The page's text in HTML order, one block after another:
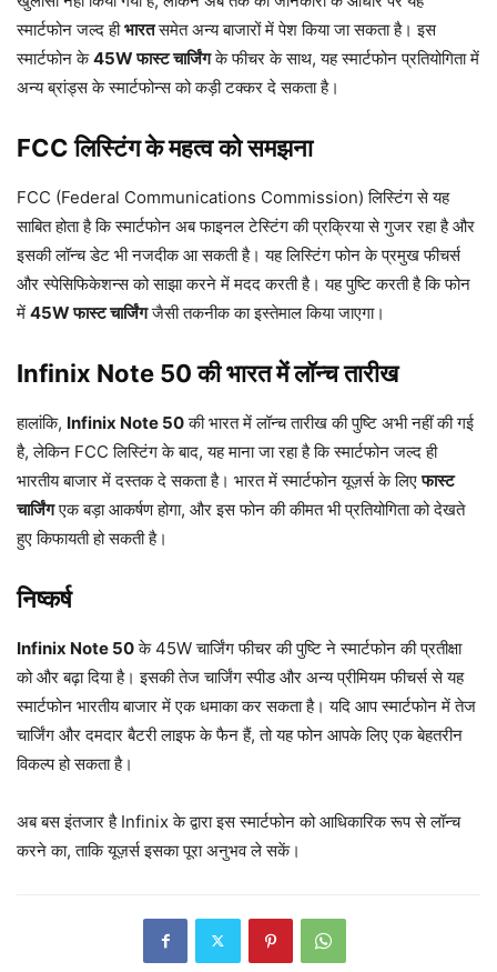
स्मार्टफोन जल्द हीभारतसमेत अन्य बाजारों में पेश किया जा सकता है। इस
स्मार्टफोन के45W फास्ट चार्जिंगके फीचर के साथ, यह स्मार्टफोन प्रतियोगिता में
अन्य ब्रांड्स के स्मार्टफोन्स को कड़ी टक्कर दे सकता है।
FCC लिस्टिंग के महत्व को समझना
FCC (Federal Communications Commission) लिस्टिंग से यह
साबित होता है कि स्मार्टफोन अब फाइनल टेस्टिंग की प्रक्रिया से गुजर रहा है और
इसकी लॉन्च डेट भी नजदीक आ सकती है। यह लिस्टिंग फोन के प्रमुख फीचर्स
और स्पेसिफिकेशन्स को साझा करने में मदद करती है। यह पुष्टि करती है कि फोन
में 45W फास्ट चार्जिंगजैसी तकनीक का इस्तेमाल किया जाएगा।
Infinix Note 50 की भारत में लॉन्च तारीख
हालांकि, Infinix Note 50की भारत में लॉन्च तारीख की पुष्टि अभी नहीं की गई
है, लेकिन FCC लिस्टिंग के बाद, यह माना जा रहा है कि स्मार्टफोन जल्द ही
भारतीय बाजार में दस्तक दे सकता है। भारत में स्मार्टफोन यूज़र्स के लिएफास्ट
चार्जिंगएक बड़ा आकर्षण होगा, और इस फोन की कीमत भी प्रतियोगिता को देखते
हुए किफायती हो सकती है।
निष्कर्ष
Infinix Note 50के 45W चार्जिंग फीचर की पुष्टि ने स्मार्टफोन की प्रतीक्षा
को और बढ़ा दिया है। इसकी तेज चार्जिंग स्पीड और अन्य प्रीमियम फीचर्स से यह
स्मार्टफोन भारतीय बाजार में एक धमाका कर सकता है। यदि आप स्मार्टफोन में तेज
चार्जिंग और दमदार बैटरी लाइफ के फैन हैं, तो यह फोन आपके लिए एक बेहतरीन
विकल्प हो सकता है।
अब बस इंतजार है Infinix के द्वारा इस स्मार्टफोन को आधिकारिक रूप से लॉन्च
करने का, ताकि यूज़र्स इसका पूरा अनुभव ले सकें।